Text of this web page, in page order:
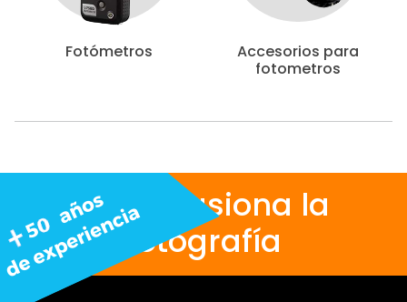
Fotómetros
Accesorios para
fotometros
Nos apasiona la
fotografía